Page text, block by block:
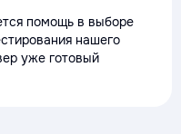
помощь в выборе
нашего
уже готовый